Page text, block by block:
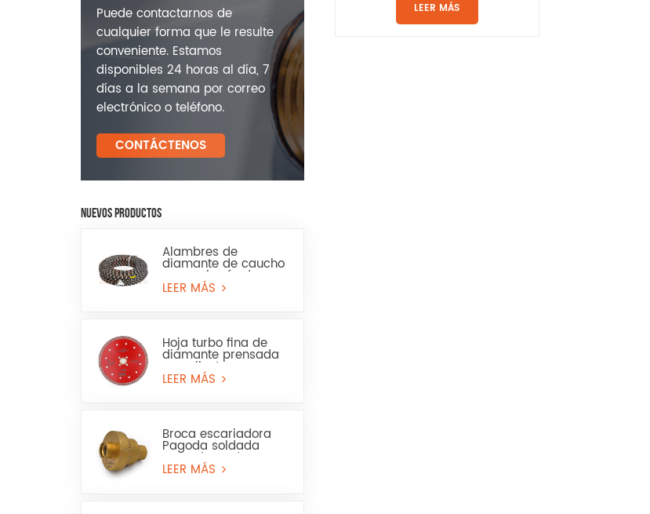
Puede contactarnos de
cualquier forma que le resulte
conveniente. Estamos
disponibles 24 horas al día, 7
días a la semana por correo
electrónico o teléfono.
CONTÁCTENOS
NUEVOS PRODUCTOS
Alambres de
diamante de caucho
para minería de
granito y arenisca
LEER MÁS
Hoja turbo fina de
diamante prensada
en caliente para
granito, mármol, uso
LEER MÁS
Broca escariadora
Pagoda soldada
para sierra de
corona para mármol
LEER MÁS
LEER MÁS